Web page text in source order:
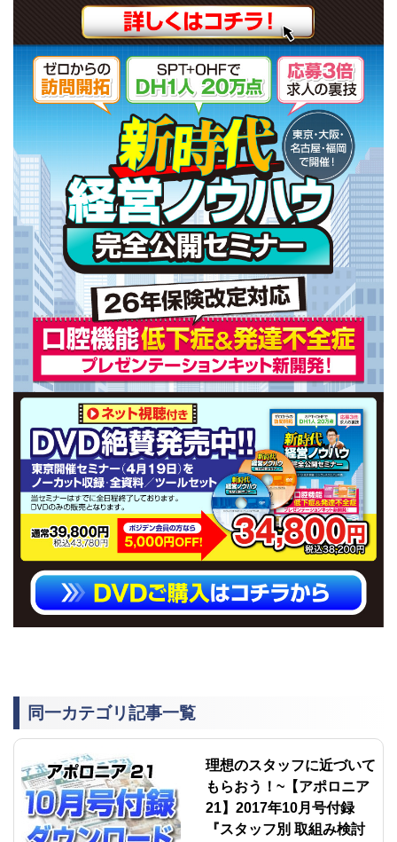
同一カテゴリ記事一覧
理想のスタッフに近づいて
もらおう！~【アポロニア
21】2017年10月号付録
『スタッフ別 取組み検討